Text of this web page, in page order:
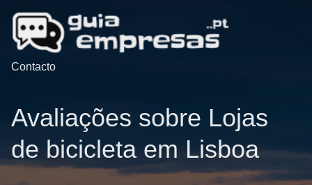
Contacto
Avaliações sobre Lojas
de bicicleta em Lisboa